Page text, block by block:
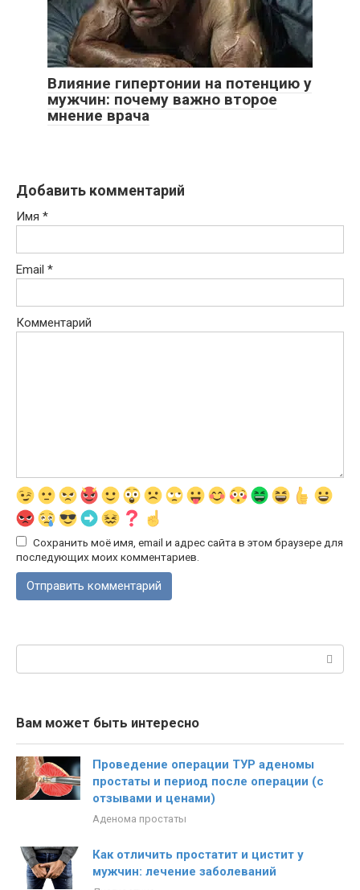
Влияние гипертонии на потенцию у
мужчин: почему важно второе
мнение врача
Добавить комментарий
Имя *
Email *
Комментарий
Сохранить моё имя, email и адрес сайта в этом браузере для
последующих моих комментариев.
Вам может быть интересно
Проведение операции ТУР аденомы
простаты и период после операции (с
отзывами и ценами)
Аденома простаты
Как отличить простатит и цистит у
мужчин: лечение заболеваний